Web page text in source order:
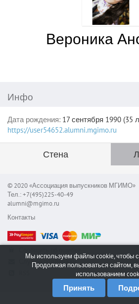
Вероника
Инфо
Дата рождения: 17 сентября 1990 (35
https://user54652.alumni.mgimo.ru
Стена
© 2020 «Ассоциация выпускников МГИМО»
Тел.: +7(495)225-40-49
alumni@mgimo.ru
Контакты
Служба поддержки
Мы используем файлы cookie, чтобы
Продолжая пользоваться сайтом,
использованием
Принять